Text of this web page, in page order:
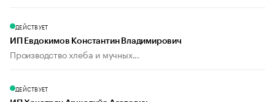
ДЕЙСТВУЕТ
ИП Евдокимов Константин Владимирович
Производство хлеба и мучных...
ДЕЙСТВУЕТ